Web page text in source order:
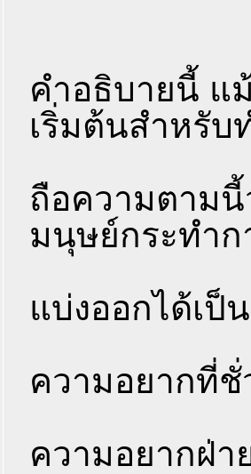
คำอธิบายนี้ แ
เริ่มต้นสำหรับ
ถือความตามนี้
มนุษย์กระทำก
แบ่งออกได้เป็
ความอยากที่
ความอยากฝ่า